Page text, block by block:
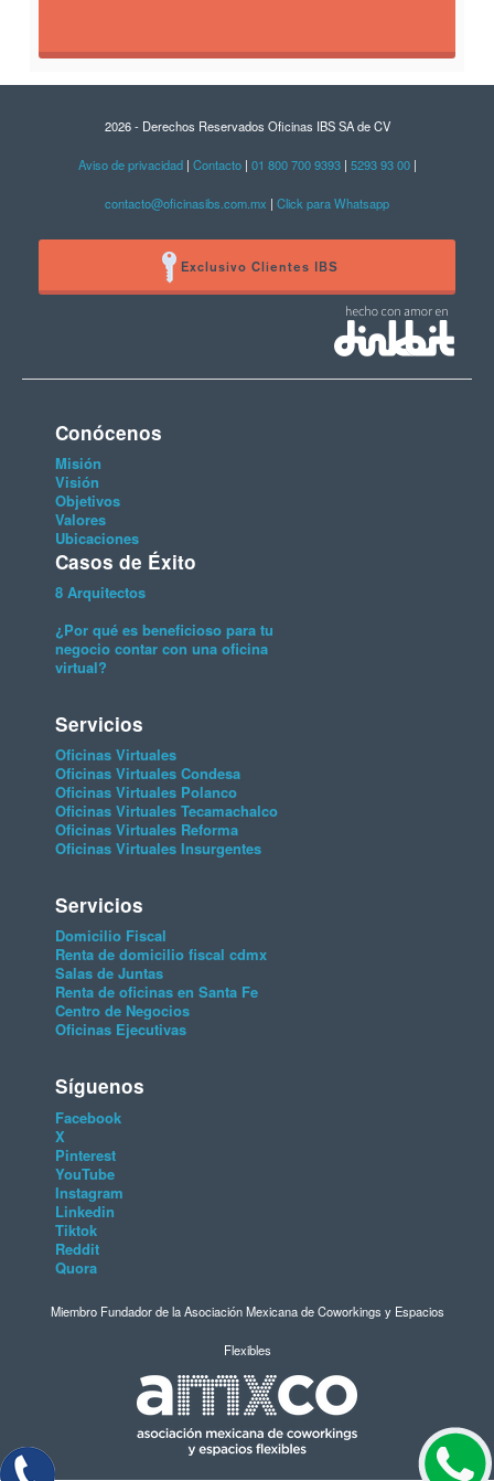
2026 - Derechos Reservados Oficinas IBS SA de CV
Aviso de privacidad| Contacto| 01 800 700 9393 | 5293 93 00|
contacto@oficinasibs.com.mx | Click para Whatsapp
Exclusivo Clientes IBS
Conócenos
Misión
Visión
Objetivos
Valores
Ubicaciones
Casos de Éxito
8 Arquitectos
¿Por qué es beneficioso para tu
negocio contar con una oficina
virtual?
Servicios
Oficinas Virtuales
Oficinas Virtuales Condesa
Oficinas Virtuales Polanco
Oficinas Virtuales Tecamachalco
Oficinas Virtuales Reforma
Oficinas Virtuales Insurgentes
Servicios
Domicilio Fiscal
Renta de domicilio fiscal cdmx
Salas de Juntas
Renta de oficinas en Santa Fe
Centro de Negocios
Oficinas Ejecutivas
Síguenos
Facebook
X
Pinterest
YouTube
Instagram
Linkedin
Tiktok
Reddit
Quora
Miembro Fundador de la Asociación Mexicana de Coworkings y Espacios
Flexibles